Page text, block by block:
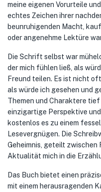
meine eigenen Vorurteile
echtes Zeichen ihrer
beunruhigenden Macht,
oder angenehme Lektüre
Die Schrift selbst war
der mich fühlen ließ, als
Freund teilen. Es ist nicht
als würde ich gesehen und
Themen und Charaktere tief
einzigartige Perspektive
kostenlos es zu einem
Lesevergnügen. Die
Geheimnis, geteilt zwischen
Aktualität mich in die
Das Buch bietet einen
mit einem herausragenden